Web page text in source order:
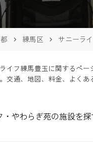
練馬区 サニーラ
イフ練馬豊玉に関するペ
交通、地図、料金、よく
・やわらぎ苑の施設を探